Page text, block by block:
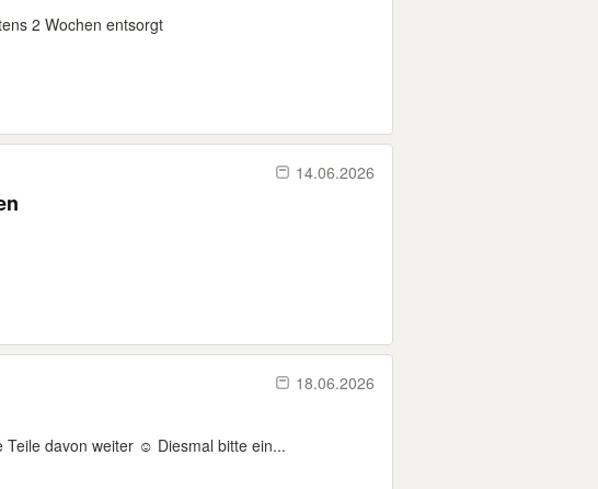
2 Wochen entsorgt
14.06.2026
18.06.2026
Teile davon weiter ☺️ Diesmal bitte ein...